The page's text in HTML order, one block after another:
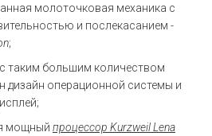
молоточковая механика с
и послекасанием -
;
таким большим количеством
дизайн операционной системы и
мощный процессор Kurzweil Lena